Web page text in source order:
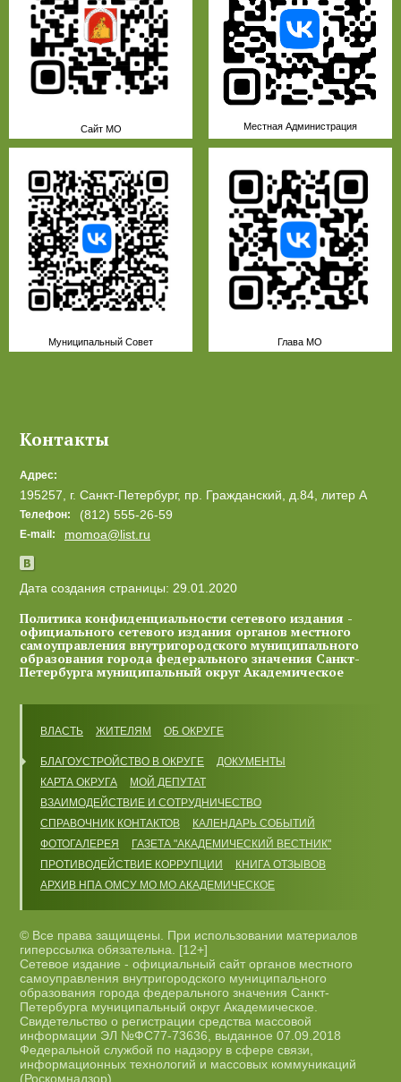
Сайт МО Местная Администрация
Муниципальный Совет Глава МО
Контакты
Адрес:
195257, г. Санкт-Петербург, пр. Гражданский, д.84, литер А
Телефон: (812) 555-26-59
E-mail: momoa@list.ru
Дата создания страницы: 29.01.2020
Политика конфиденциальности сетевого издания -
официального сетевого издания органов местного
самоуправления внутригородского муниципального
образования города федерального значения Санкт-
Петербурга муниципальный округ Академическое
ВЛАСТЬ ЖИТЕЛЯМ ОБ ОКРУГЕ
БЛАГОУСТРОЙСТВО В ОКРУГЕ
ДОКУМЕНТЫ
КАРТА ОКРУГА
МОЙ ДЕПУТАТ
ВЗАИМОДЕЙСТВИЕ И СОТРУДНИЧЕСТВО
СПРАВОЧНИК КОНТАКТОВ
КАЛЕНДАРЬ СОБЫТИЙ
ФОТОГАЛЕРЕЯ
ГАЗЕТА "АКАДЕМИЧЕСКИЙ ВЕСТНИК"
ПРОТИВОДЕЙСТВИЕ КОРРУПЦИИ
КНИГА ОТЗЫВОВ
АРХИВ НПА ОМСУ МО МО АКАДЕМИЧЕСКОЕ
© Все права защищены. При использовании материалов
гиперссылка обязательна. [12+]
Сетевое издание - официальный сайт органов местного
самоуправления внутригородского муниципального
образования города федерального значения Санкт-
Петербурга муниципальный округ Академическое.
Свидетельство о регистрации средства массовой
информации ЭЛ №ФС77-73636, выданное 07.09.2018
Федеральной службой по надзору в сфере связи,
информационных технологий и массовых коммуникаций
(Роскомнадзор).